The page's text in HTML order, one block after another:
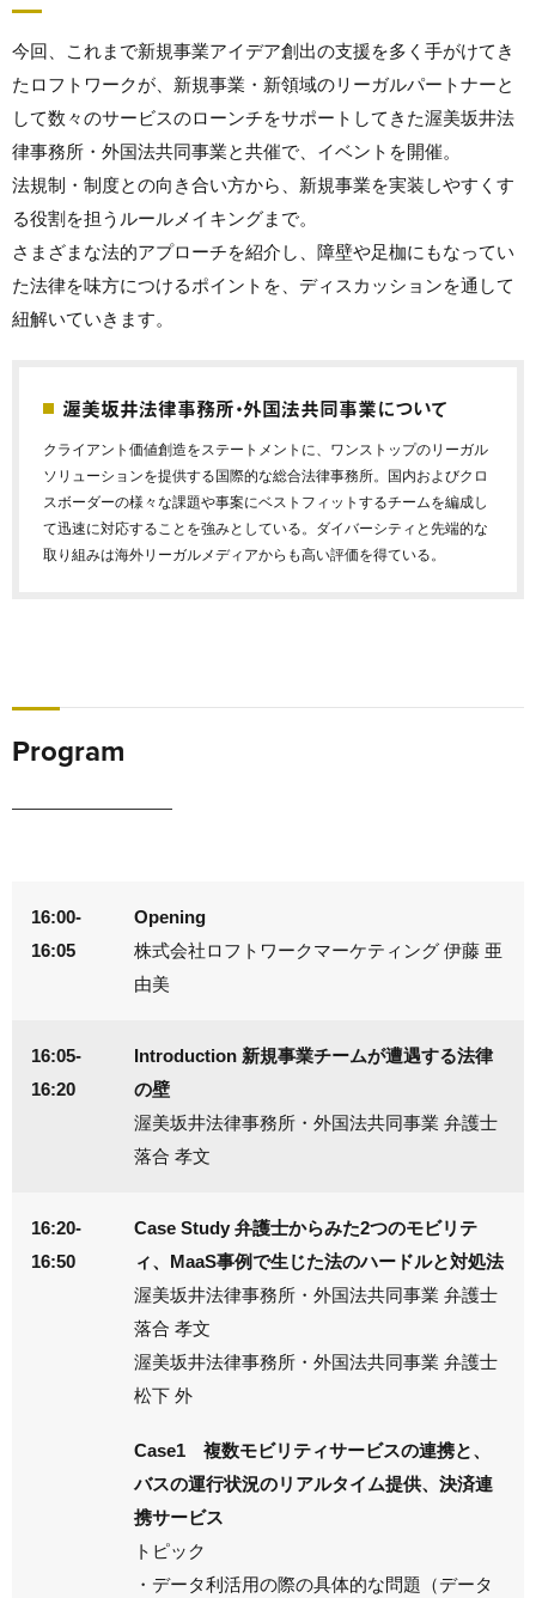
今回、これまで新規事業アイデア創出の支援を多く手がけてき
たロフトワークが、新規事業・新領域のリーガルパートナーと
して数々のサービスのローンチをサポートしてきた渥美坂井法
律事務所・外国法共同事業と共催で、イベントを開催。
法規制・制度との向き合い方から、新規事業を実装しやすくす
る役割を担うルールメイキングまで。
さまざまな法的アプローチを紹介し、障壁や足枷にもなってい
た法律を味方につけるポイントを、ディスカッションを通して
紐解いていきます。
渥美坂井法律事務所・外国法共同事業について
クライアント価値創造をステートメントに、ワンストップのリーガル
ソリューションを提供する国際的な総合法律事務所。国内およびクロ
スボーダーの様々な課題や事案にベストフィットするチームを編成し
て迅速に対応することを強みとしている。ダイバーシティと先端的な
取り組みは海外リーガルメディアからも高い評価を得ている。
Program
16:00-
16:05
Opening
株式会社ロフトワークマーケティング 伊藤 亜
由美
16:05-
16:20
Introduction 新規事業チームが遭遇する法律
の壁
渥美坂井法律事務所・外国法共同事業 弁護士
落合 孝文
16:20-
16:50
Case Study 弁護士からみた2つのモビリテ
ィ、MaaS事例で生じた法のハードルと対処法
渥美坂井法律事務所・外国法共同事業 弁護士
落合 孝文
渥美坂井法律事務所・外国法共同事業 弁護士
松下 外
Case1 複数モビリティサービスの連携と、
バスの運行状況のリアルタイム提供、決済連
携サービス
トピック
・データ利活用の際の具体的な問題（データ